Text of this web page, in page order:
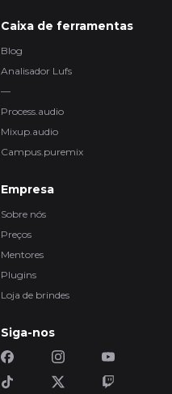
Caixa de ferramentas
Blog
Analisador Lufs
—
Process.audio
Mixup.audio
Campus.puremix
Empresa
Sobre nós
Preços
Mentores
Plugins
Loja de brindes
Siga-nos